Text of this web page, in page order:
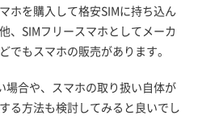
ホを購入して格安SIMに持ち込ん
、SIMフリースマホとしてメーカ
でもスマホの販売があります。
場合や、スマホの取り扱い自体が
る方法も検討してみると良いでし